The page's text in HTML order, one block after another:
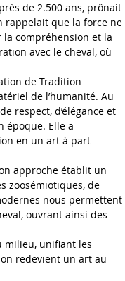
de 2.500 ans, prônait
rappelait que la force ne
compréhension et la
avec le cheval, où
de Tradition
de l’humanité. Au
respect, d’élégance et
époque. Elle a
en un art à part
approche établit un
zoosémiotiques, de
nous permettent
ouvrant ainsi des
milieu, unifiant les
redevient un art au